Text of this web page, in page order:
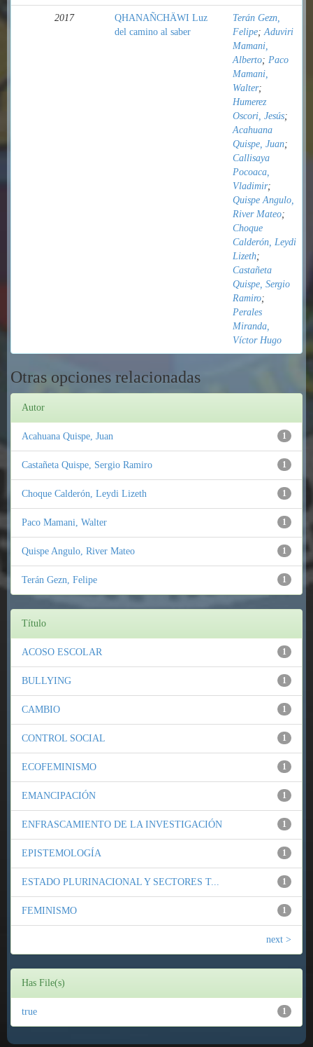
2017
QHANAÑCHÄWI Luz
del camino al saber
Terán Gezn,
Felipe;Aduviri
Mamani,
Alberto; Paco
Mamani,
Walter;
Humerez
Oscori, Jesús;
Acahuana
Quispe, Juan;
Callisaya
Pocoaca,
Vladimir;
Quispe Angulo,
River Mateo;
Choque
Calderón, Leydi
Lizeth;
Castañeta
Quispe, Sergio
Ramiro;
Perales
Miranda,
Víctor Hugo
Otras opciones relacionadas
Autor
1
Acahuana Quispe, Juan
1
Castañeta Quispe, Sergio Ramiro
1
Choque Calderón, Leydi Lizeth
1
Paco Mamani, Walter
1
Quispe Angulo, River Mateo
1
Terán Gezn, Felipe
Título
1
ACOSO ESCOLAR
1
BULLYING
1
CAMBIO
1
CONTROL SOCIAL
1
ECOFEMINISMO
1
EMANCIPACIÓN
1
ENFRASCAMIENTO DE LA INVESTIGACIÓN
1
EPISTEMOLOGÍA
1
ESTADO PLURINACIONAL Y SECTORES T...
1
FEMINISMO
next >
Has File(s)
1
true